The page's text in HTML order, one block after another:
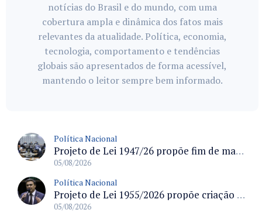
notícias do Brasil e do mundo, com uma
cobertura ampla e dinâmica dos fatos mais
relevantes da atualidade. Política, economia,
tecnologia, comportamento e tendências
globais são apresentados de forma acessível,
mantendo o leitor sempre bem informado.
Política Nacional
Projeto de Lei 1947/26 propõe fim de margens para cartão de crédito e consignado do INSS
05/08/2026
Política Nacional
Projeto de Lei 1955/2026 propõe criação de geração livre de fumo ao restringir venda de vapes a nascidos desde 1º de janeiro de 2009
05/08/2026